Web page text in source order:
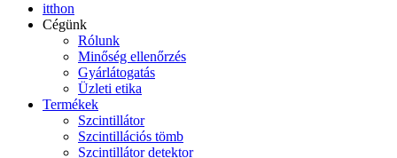
itthon
Cégünk
Rólunk
Minőség ellenőrzés
Gyárlátogatás
Üzleti etika
Termékek
Szcintillátor
Szcintillációs tömb
Szcintillátor detektor